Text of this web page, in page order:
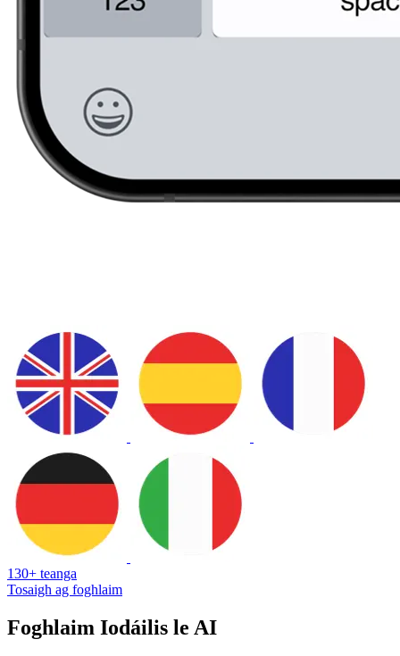
130+ teanga
Tosaigh ag foghlaim
Foghlaim Iodáilis le AI